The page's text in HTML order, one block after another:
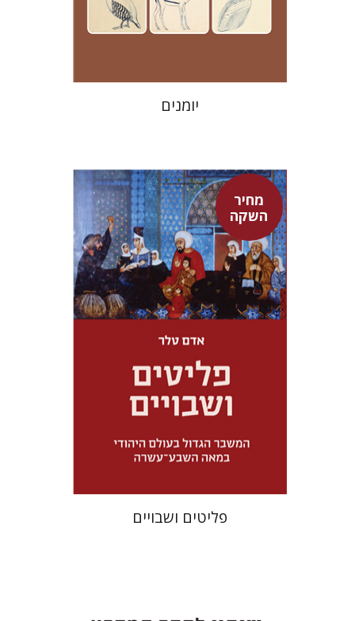
מחיר השקה
$35
$24
יומנים
מחיר
השקה
אדם טלר
דורון מגן
מחיר השקה
$46
$32
פליטים ושבויים